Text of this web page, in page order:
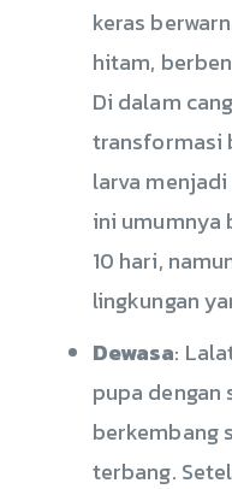
keras
hitam,
Di dalam
transformasi
larva
ini umumnya
10 hari,
lingkungan
Dewasa:
pupa dengan
berkembang
terbang.